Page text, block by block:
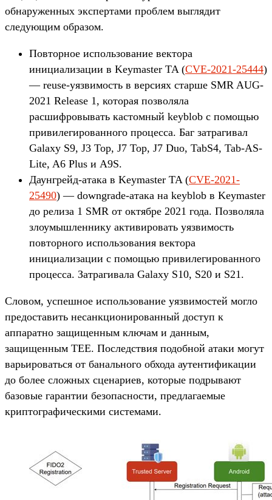
обнаруженных экспертами проблем выглядит
следующим образом.
Повторное использование вектора
инициализации в Keymaster TA (CVE-2021-25444)
— reuse-уязвимость в версиях старше SMR AUG-
2021 Release 1, которая позволяла
расшифровывать кастомный keyblob с помощью
привилегированного процесса. Баг затрагивал
Galaxy S9, J3 Top, J7 Top, J7 Duo, TabS4, Tab-AS-
Lite, A6 Plus и A9S.
Даунгрейд-атака в Keymaster TA (CVE-2021-
25490) — downgrade-атака на keyblob в Keymaster
до релиза 1 SMR от октябре 2021 года. Позволяла
злоумышленнику активировать уязвимость
повторного использования вектора
инициализации с помощью привилегированного
процесса. Затрагивала Galaxy S10, S20 и S21.
Словом, успешное использование уязвимостей могло
предоставить несанкционированный доступ к
аппаратно защищенным ключам и данным,
защищенным TEE. Последствия подобной атаки могут
варьироваться от банального обхода аутентификации
до более сложных сценариев, которые подрывают
базовые гарантии безопасности, предлагаемые
криптографическими системами.